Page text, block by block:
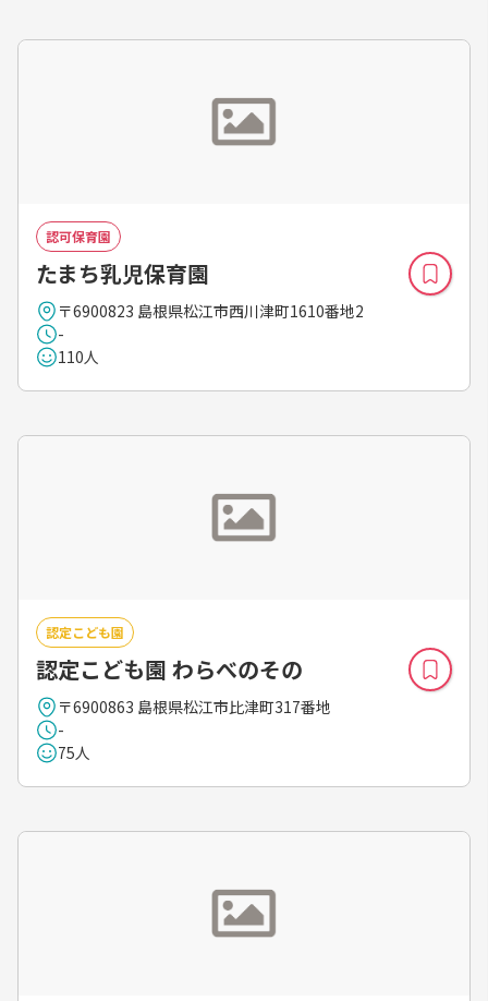
認可保育園
たまち乳児保育園
〒6900823 島根県松江市西川津町1610番地2
-
110人
認定こども園
認定こども園 わらべのその
〒6900863 島根県松江市比津町317番地
-
75人